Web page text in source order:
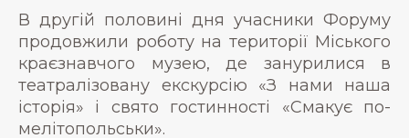
В другій половині дня учасники Форуму
продовжили роботу на території Міського
краєзнавчого музею, де занурилися в
театралізовану екскурсію «З нами наша
історія» і свято гостинності «Смакує по-
мелітопольськи».